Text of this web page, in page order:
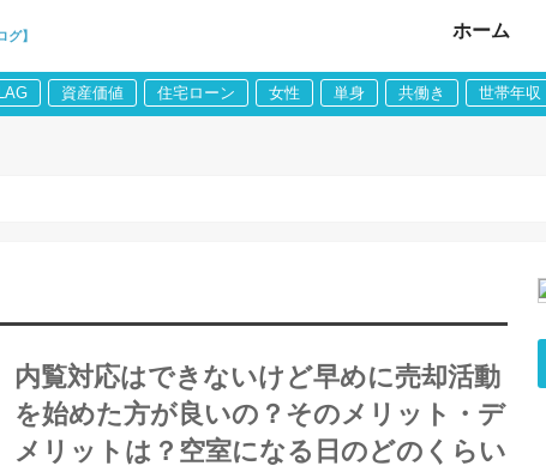
】
ホーム
資産価値 住宅ローン 女性 単身 共働き 世帯年収
内覧対応はできないけど早めに売却活動
を始めた方が良いの？そのメリット・デ
メリットは？空室になる日のどのくらい